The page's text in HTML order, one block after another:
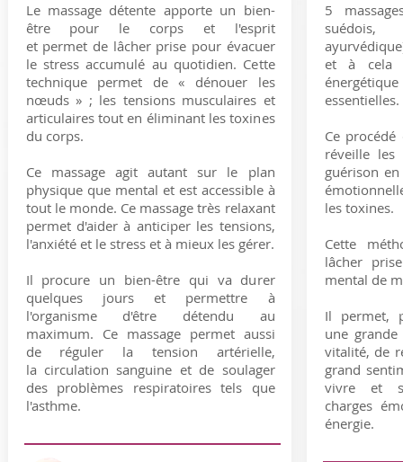
Le massage détente apporte un bien-
être pour le corps et l'esprit
et permet de lâcher prise pour évacuer
le stress accumulé au quotidien. Cette
technique permet de « dénouer les
nœuds » ; les tensions musculaires et
articulaires tout en éliminant les toxines
du corps.
Ce massage agit autant sur le plan
physique que mental et est accessible à
tout le monde. Ce massage très relaxant
permet d'aider à anticiper les tensions,
l'anxiété et le stress et à mieux les gérer.
Il procure un bien-être qui va durer
quelques jours et permettre à
l'organisme d'être détendu au
maximum. Ce massage permet aussi
de réguler la tension artérielle,
la circulation sanguine et de soulager
des problèmes respiratoires tels que
l'asthme.
5
et à cela
essentielles.
Ce
réveille les
guérison
les toxines.
Cette
lâcher
mental de
Il permet,
une
vitalité, de
grand
vivre et
charges
énergie.